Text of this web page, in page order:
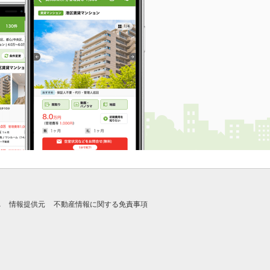
情報提供元 不動産情報に関する免責事項